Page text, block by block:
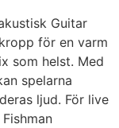
Guitar
för en varm
som helst. Med
spelarna
ljud. För live